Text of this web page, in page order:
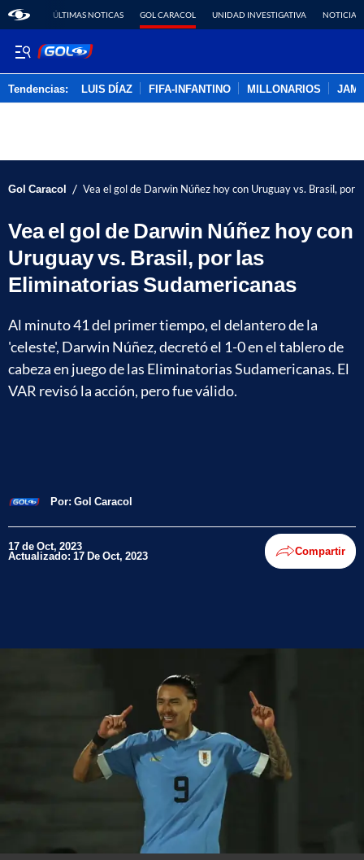
ÚLTIMAS NOTICAS GOL CARACOL UNIDAD INVESTIGATIVA NOTICIAS
Tendencias: LUIS DÍAZ FIFA-INFANTINO MILLONARIOS
Gol Caracol / Vea el gol de Darwin Núñez hoy con Uruguay vs. Brasil, por
Vea el gol de Darwin Núñez hoy con
Uruguay vs. Brasil, por las
Eliminatorias Sudamericanas
Al minuto 41 del primer tiempo, el delantero de la
'celeste', Darwin Núñez, decretó el 1-0 en el tablero de
cabeza en juego de las Eliminatorias Sudamericanas. El
VAR revisó la acción, pero fue válido.
Por: Gol Caracol
17 de Oct, 2023
Actualizado: 17 De Oct, 2023 Compartir